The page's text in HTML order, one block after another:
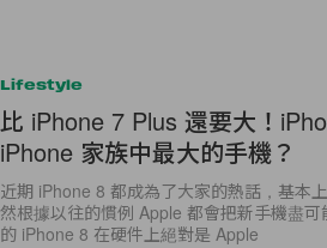
Lifestyle
比 iPhone 7 Plus 還要大！
iPhone 家族中最大的手機？
近期 iPhone 8 都成為了大家的熱話，基本
然根據以往的慣例 Apple 都會把新手機盡
的 iPhone 8 在硬件上絕對是 Apple